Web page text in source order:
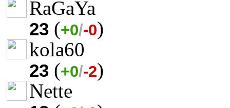
RaGaYa
23 (+0/-0)
kola60
23 (+0/-2)
Nette